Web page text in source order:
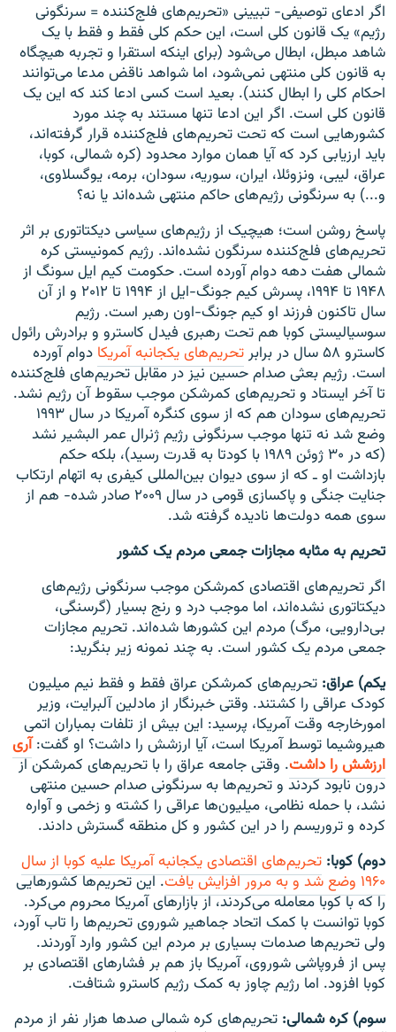
اگر ادعای توصیفی- تبیینی «تحریم‌های فلج‌کننده = سرنگونی
رژیم» یک قانون کلی است، این حکم کلی فقط و فقط با یک
شاهد مبطل، ابطال می‌شود (برای اینکه استقرا و تجربه هیچگاه
به قانون کلی منتهی نمی‌شود، اما شواهد ناقض مدعا می‌توانند
احکام کلی را ابطال کنند). بعید است کسی ادعا کند که این یک
قانون کلی است. اگر این ادعا تنها مستند به چند مورد
کشورهایی است که تحت تحریم‌های فلج‌کننده قرار گرفته‌اند،
باید ارزیابی کرد که آیا همان موارد محدود (کره شمالی، کوبا،
عراق، لیبی، ونزوئلا، ایران، سوریه، سودان، برمه، یوگسلاوی،
و...) به سرنگونی رژیم‌های حاکم منتهی شده‌اند یا نه؟
پاسخ روشن است؛ هیچیک از رژیم‌های سیاسی دیکتاتوری بر اثر
تحریم‌های فلج‌کننده سرنگون نشده‌اند. رژیم کمونیستی کره
شمالی هفت دهه دوام آورده است. حکومت کیم ایل سونگ از
۱۹۴۸ تا ۱۹۹۴، پسرش کیم جونگ-ایل از ۱۹۹۴ تا ۲۰۱۲ و از آن
سال تاکنون فرزند او کیم جونگ-اون رهبر است. رژیم
سوسیالیستی کوبا هم تحت رهبری فیدل کاسترو و برادرش رائول
کاسترو ۵۸ سال در برابر
تحریم‌های یکجانبه آمریکا دوام آورده
است. رژیم بعثی صدام حسین نیز در مقابل تحریم‌های فلج‌کننده
تا آخر ایستاد و تحریم‌های کمرشکن موجب سقوط آن رژیم نشد.
تحریم‌های سودان هم که از سوی کنگره آمریکا در سال ۱۹۹۳
وضع شد نه تنها موجب سرنگونی رژیم ژنرال عمر البشیر نشد
(که در ۳۰ ژوئن ۱۹۸۹ با کودتا به قدرت رسید)، بلکه حکم
بازداشت او ـ که از سوی دیوان بین‌المللی کیفری به اتهام ارتکاب
جنایت جنگی و پاکسازی قومی در سال ۲۰۰۹ صادر شده- هم از
سوی همه دولت‌ها نادیده گرفته شد.
تحریم به مثابه مجازات جمعی مردم یک کشور
اگر تحریم‌های اقتصادی کمرشکن موجب سرنگونی رژیم‌های
دیکتاتوری نشده‌اند، اما موجب درد و رنج بسیار (گرسنگی،
بی‌دارویی، مرگ) مردم این کشورها شده‌اند. تحریم مجازات
جمعی مردم یک کشور است. به چند نمونه زیر بنگرید:
یکم) عراق: تحریم‌های کمرشکن عراق فقط و فقط نیم میلیون
کودک عراقی را کشتند. وقتی خبرنگار از مادلین آلبرایت، وزیر
امورخارجه وقت آمریکا، پرسید: این بیش از تلفات بمباران اتمی
هیروشیما توسط آمریکا است، آیا ارزشش را داشت؟ او گفت:آری
ارزشش را داشت. وقتی جامعه عراق را با تحریم‌های کمرشکن از
درون نابود کردند و تحریم‌ها به سرنگونی صدام حسین منتهی
نشد، با حمله نظامی، میلیون‌ها عراقی را کشته و زخمی و آواره
کرده و تروریسم را در این کشور و کل منطقه گسترش دادند.
دوم) کوبا: تحریم‌های اقتصادی یکجانبه آمریکا علیه کوبا از سال
۱۹۶۰ وضع شد و به مرور افزایش یافت
. این تحریم‌ها کشورهایی
را که با کوبا معامله می‌کردند، از بازارهای آمریکا محروم می‌کرد.
کوبا توانست با کمک اتحاد جماهیر شوروی تحریم‌ها را تاب آورد،
ولی تحریم‌ها صدمات بسیاری بر مردم این کشور وارد آوردند.
پس از فروپاشی شوروی، آمریکا باز هم بر فشارهای اقتصادی بر
کوبا افزود. اما رژیم چاوز به کمک رژیم کاسترو شتافت.
سوم) کره شمالی: تحریم‌های کره شمالی صدها هزار نفر از مردم